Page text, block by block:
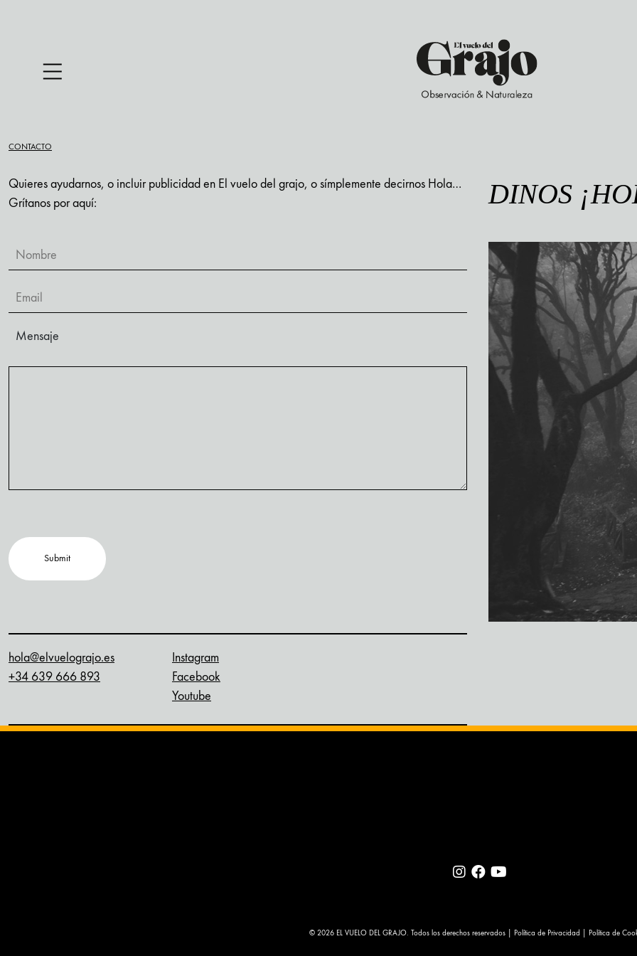
CONTACTO
Quieres ayudarnos, o incluir publicidad en El vuelo del grajo, o símplemente decirnos Hola…
Grítanos por aquí:
Mensaje
Submit
hola@elvuelograjo.es
+34 639 666 893
Instagram
Facebook
Youtube
DINOS
© 2026 EL VUELO DEL GRAJO. Todos los derechos reservados | Política de Privacidad Política de